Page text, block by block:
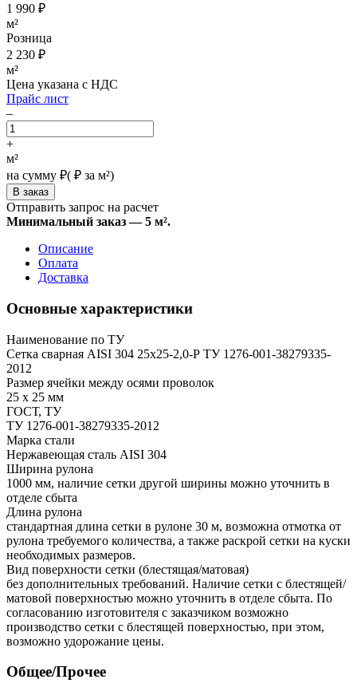
1 990 ₽
м²
Розница
2 230 ₽
м²
Цена указана с НДС
Прайс лист
–
+
м²
на сумму ₽( ₽ за м²)
Отправить запрос на расчет
Минимальный заказ — 5 м².
Описание
Оплата
Доставка
Основные характеристики
Наименование по ТУ
Сетка сварная AISI 304 25х25-2,0-Р ТУ 1276-001-38279335-
2012
Размер ячейки между осями проволок
25 х 25 мм
ГОСТ, ТУ
ТУ 1276-001-38279335-2012
Марка стали
Нержавеющая сталь AISI 304
Ширина рулона
1000 мм, наличие сетки другой ширины можно уточнить в
отделе сбыта
Длина рулона
стандартная длина сетки в рулоне 30 м, возможна отмотка от
рулона требуемого количества, а также раскрой сетки на куски
необходимых размеров.
Вид поверхности сетки (блестящая/матовая)
без дополнительных требований. Наличие сетки с блестящей/
матовой поверхностью можно уточнить в отделе сбыта. По
согласованию изготовителя с заказчиком возможно
производство сетки с блестящей поверхностью, при этом,
возможно удорожание цены.
Общее/Прочее